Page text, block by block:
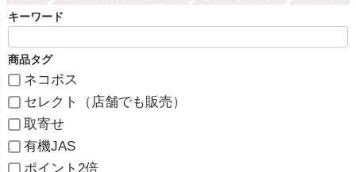
キーワード
商品タグ
ネコポス
セレクト（店舗でも販売）
取寄せ
有機JAS
ポイント2倍